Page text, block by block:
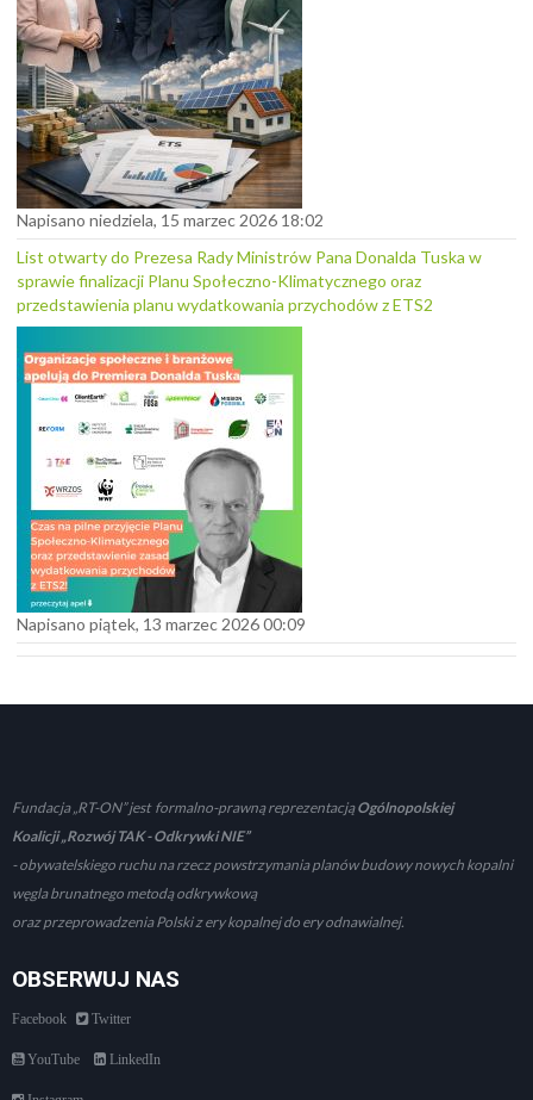
Napisano niedziela, 15 marzec 2026 18:02
List otwarty do Prezesa Rady Ministrów Pana Donalda Tuska w
sprawie finalizacji Planu Społeczno-Klimatycznego oraz
przedstawienia planu wydatkowania przychodów z ETS2
Napisano piątek, 13 marzec 2026 00:09
Fundacja „RT-ON” jest formalno-prawną reprezentacjąOgólnopolskiej
Koalicji „Rozwój TAK - Odkrywki NIE”
- obywatelskiego ruchu na rzecz powstrzymania planów budowy nowych kopalni
węgla brunatnego metodą odkrywkową
oraz przeprowadzenia Polski z ery kopalnej do ery odnawialnej.
OBSERWUJ NAS
Facebook Twitter
YouTube LinkedIn